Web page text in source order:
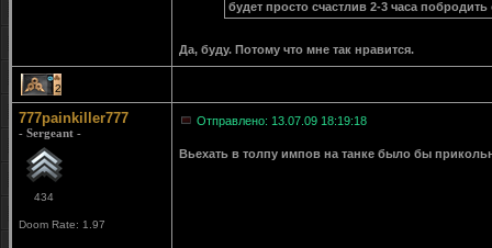
будет просто счастлив 2-3 часа
Да, буду. Потому что мне так нравится.
2
777painkiller777
- Sergeant -
434
Doom Rate: 1.97
Отправлено: 13.07.09 18:19:18
Вьехать в толпу импов на танке было бы